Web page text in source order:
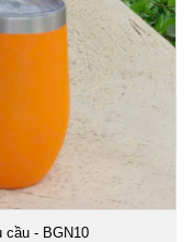
cầu - BGN10